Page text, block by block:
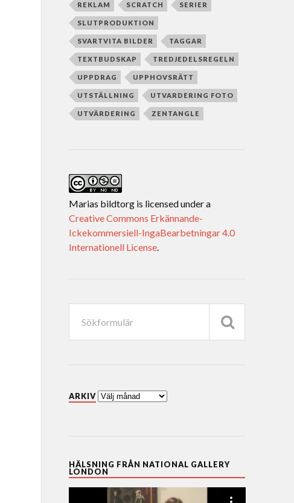
REKLAM SCRATCH SERIER
SLUTPRODUKTION
SVARTVITA BILDER TAGGAR
TEXTBUDSKAP TREDJEDELSREGELN
UPPDRAG UPPHOVSRÄTT
UTSTÄLLNING UTVARDERING FOTO
UTVÄRDERING ZENTANGLE
Marias bildtorgis licensed under a
Creative Commons Erkännande-
Ickekommersiell-IngaBearbetningar 4.0
Internationell License.
ARKIV
HÄLSNING FRÅN NATIONAL GALLERY
LONDON
Videospelare